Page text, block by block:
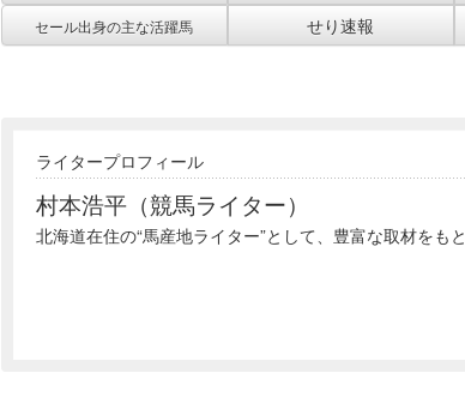
セール出身の主な活躍馬
せり速報
ライタープロフィール
村本浩平（競馬ライター）
北海道在住の“馬産地ライター”として、豊富な取材をも